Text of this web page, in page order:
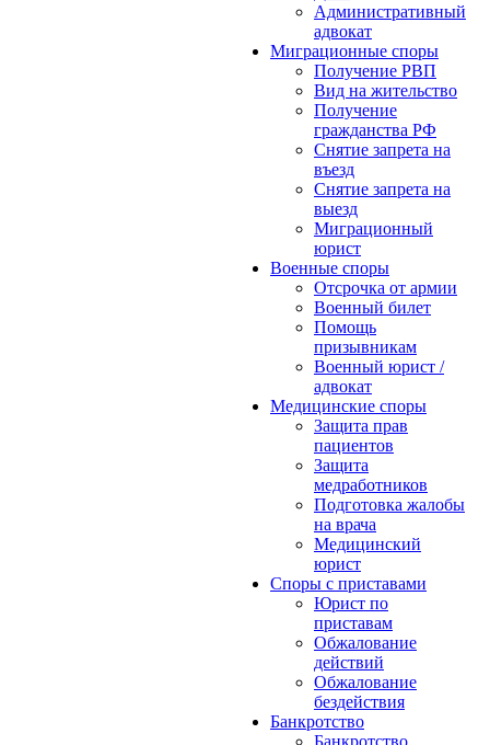
Административный
адвокат
Миграционные споры
Получение РВП
Вид на жительство
Получение
гражданства РФ
Снятие запрета на
въезд
Снятие запрета на
выезд
Миграционный
юрист
Военные споры
Отсрочка от армии
Военный билет
Помощь
призывникам
Военный юрист /
адвокат
Медицинские споры
Защита прав
пациентов
Защита
медработников
Подготовка жалобы
на врача
Медицинский
юрист
Споры с приставами
Юрист по
приставам
Обжалование
действий
Обжалование
бездействия
Банкротство
Банкротство